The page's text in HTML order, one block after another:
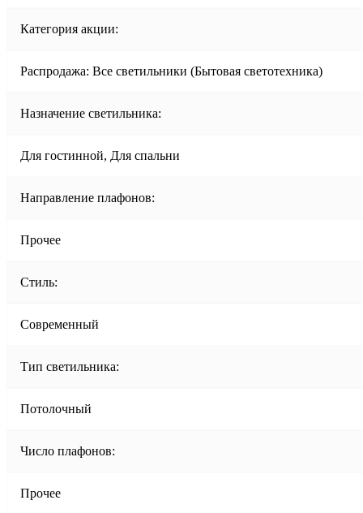
Категория акции:
Распродажа: Все светильники (Бытовая светотехника)
Назначение светильника:
Для гостинной, Для спальни
Направление плафонов:
Прочее
Стиль:
Современный
Тип светильника:
Потолочный
Число плафонов:
Прочее